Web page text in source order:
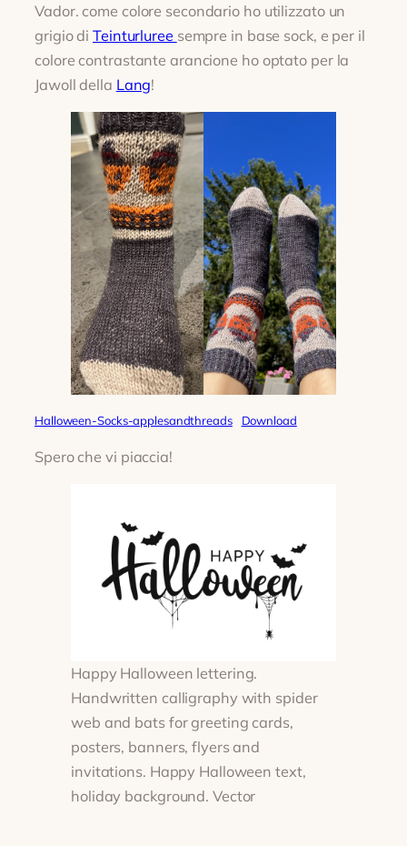
Vador. come colore secondario ho utilizzato un
grigio diTeinturluree sempre in base sock, e per il
colore contrastante arancione ho optato per la
Jawoll della Lang!
Halloween-Socks-applesandthreads Download
Spero che vi piaccia!
Happy Halloween lettering.
Handwritten calligraphy with spider
web and bats for greeting cards,
posters, banners, flyers and
invitations. Happy Halloween text,
holiday background. Vector